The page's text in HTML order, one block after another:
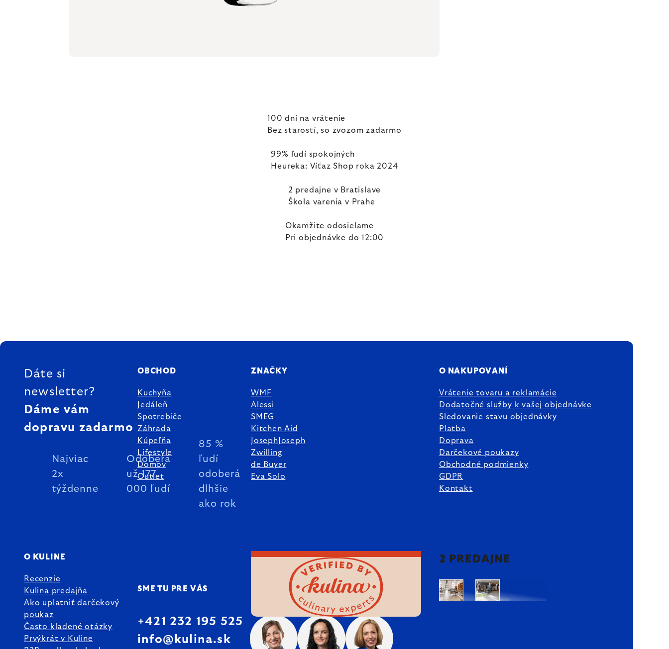
100 dní na vrátenie
Bez starostí, so zvozom zadarmo
99% ľudí spokojných
Heureka: Víťaz Shop roka 2024
2 predajne v Bratislave
Škola varenia v Prahe
Okamžite odosielame
Pri objednávke do 12:00
ZÁPÄTIE
Dáte si
newsletter?
Dáme vám
dopravu zadarmo
Najviac
2x
týždenne
Odoberá
už 177
000 ľudí
85 %
ľudí
odoberá
dlhšie
ako rok
OBCHOD
Kuchyňa
Jedáleň
Spotrebiče
Záhrada
Kúpeľňa
Lifestyle
Domov
Outlet
ZNAČKY
WMF
Alessi
SMEG
Kitchen Aid
JosephJoseph
Zwilling
de Buyer
Eva Solo
O NAKUPOVANÍ
Vrátenie tovaru a reklamácie
Dodatočné služby k vašej objednávke
Sledovanie stavu objednávky
Platba
Doprava
Darčekové poukazy
Obchodné podmienky
GDPR
Kontakt
O KULINE
Recenzie
Kulina predajňa
Ako uplatniť darčekový
poukaz
Často kladené otázky
Prvýkrát v Kuline
SME TU PRE VÁS
+421 232 195 525
info@kulina.sk
2 PREDAJNE